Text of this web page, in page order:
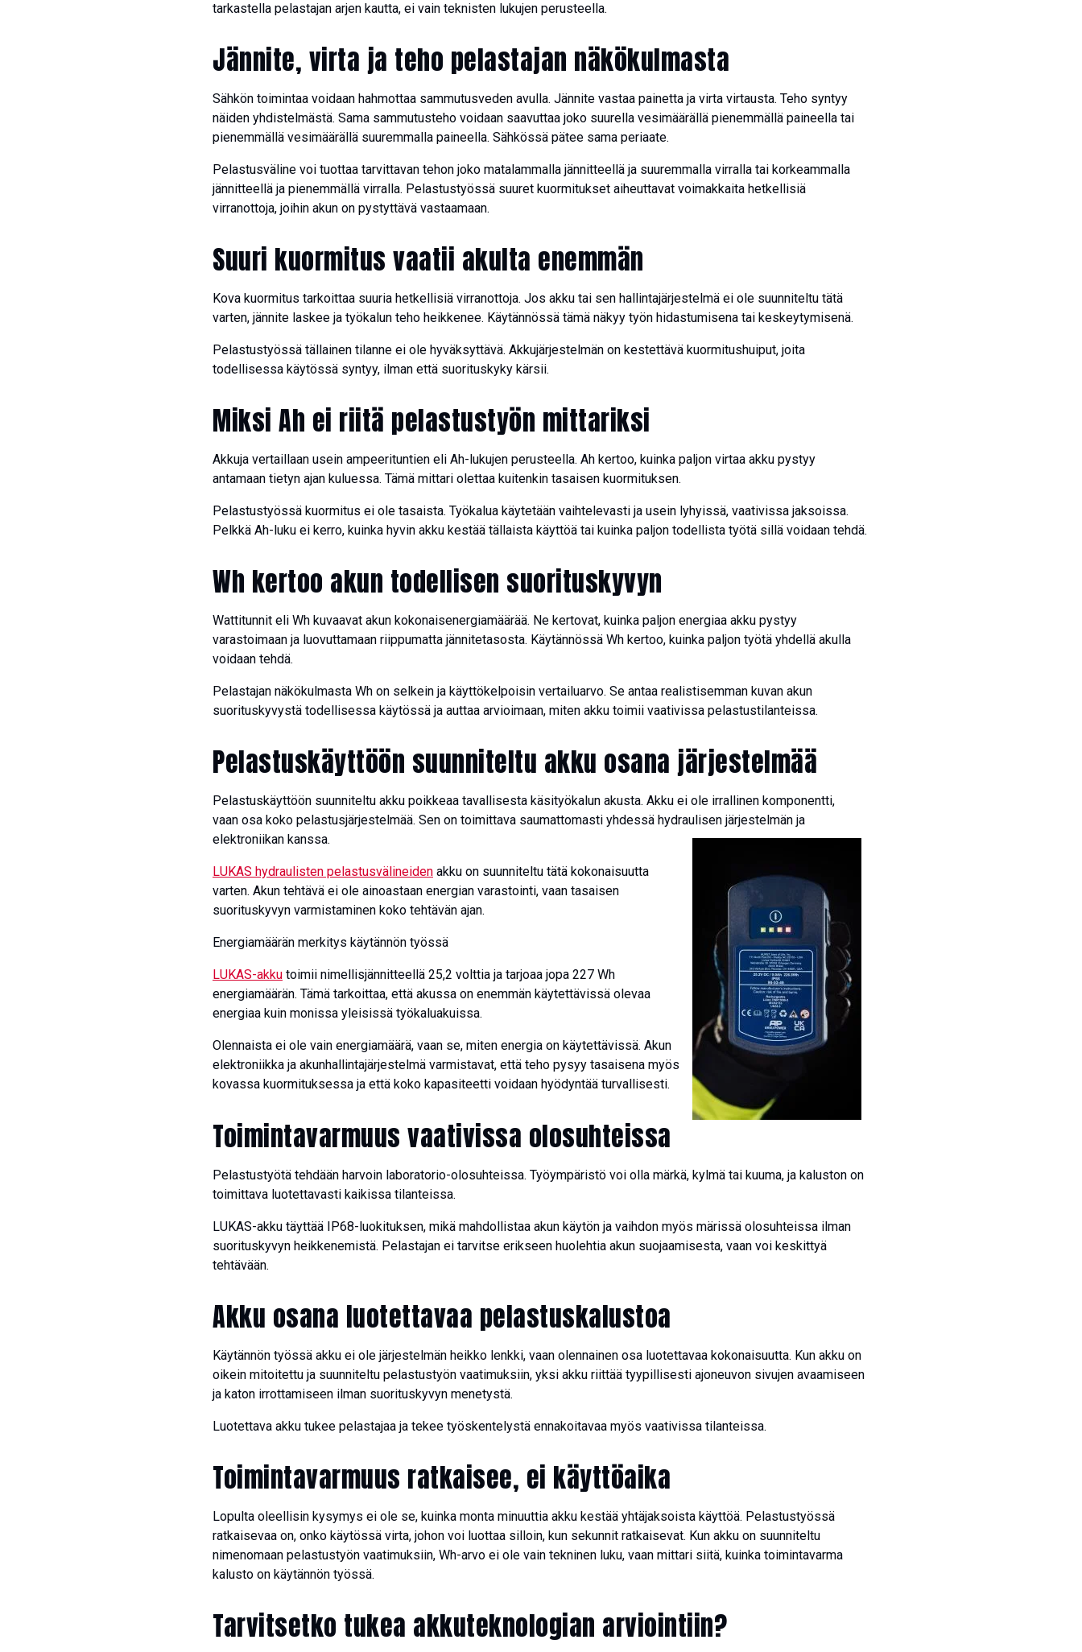
tarkastella pelastajan arjen kautta, ei vain teknisten lukujen perusteella.
Jännite, virta ja teho pelastajan näkökulmasta
Sähkön toimintaa voidaan hahmottaa sammutusveden avulla. Jännite vastaa painetta ja virta virtausta. Teho syntyy
näiden yhdistelmästä. Sama sammutusteho voidaan saavuttaa joko suurella vesimäärällä pienemmällä paineella tai
pienemmällä vesimäärällä suuremmalla paineella. Sähkössä pätee sama periaate.
Pelastusväline voi tuottaa tarvittavan tehon joko matalammalla jännitteellä ja suuremmalla virralla tai korkeammalla
jännitteellä ja pienemmällä virralla. Pelastustyössä suuret kuormitukset aiheuttavat voimakkaita hetkellisiä
virranottoja, joihin akun on pystyttävä vastaamaan.
Suuri kuormitus vaatii akulta enemmän
Kova kuormitus tarkoittaa suuria hetkellisiä virranottoja. Jos akku tai sen hallintajärjestelmä ei ole suunniteltu tätä
varten, jännite laskee ja työkalun teho heikkenee. Käytännössä tämä näkyy työn hidastumisena tai keskeytymisenä.
Pelastustyössä tällainen tilanne ei ole hyväksyttävä. Akkujärjestelmän on kestettävä kuormitushuiput, joita
todellisessa käytössä syntyy, ilman että suorituskyky kärsii.
Miksi Ah ei riitä pelastustyön mittariksi
Akkuja vertaillaan usein ampeerituntien eli Ah-lukujen perusteella. Ah kertoo, kuinka paljon virtaa akku pystyy
antamaan tietyn ajan kuluessa. Tämä mittari olettaa kuitenkin tasaisen kuormituksen.
Pelastustyössä kuormitus ei ole tasaista. Työkalua käytetään vaihtelevasti ja usein lyhyissä, vaativissa jaksoissa.
Pelkkä Ah-luku ei kerro, kuinka hyvin akku kestää tällaista käyttöä tai kuinka paljon todellista työtä sillä voidaan tehdä.
Wh kertoo akun todellisen suorituskyvyn
Wattitunnit eli Wh kuvaavat akun kokonaisenergiamäärää. Ne kertovat, kuinka paljon energiaa akku pystyy
varastoimaan ja luovuttamaan riippumatta jännitetasosta. Käytännössä Wh kertoo, kuinka paljon työtä yhdellä akulla
voidaan tehdä.
Pelastajan näkökulmasta Wh on selkein ja käyttökelpoisin vertailuarvo. Se antaa realistisemman kuvan akun
suorituskyvystä todellisessa käytössä ja auttaa arvioimaan, miten akku toimii vaativissa pelastustilanteissa.
Pelastuskäyttöön suunniteltu akku osana järjestelmää
Pelastuskäyttöön suunniteltu akku poikkeaa tavallisesta käsityökalun akusta. Akku ei ole irrallinen komponentti,
vaan osa koko pelastusjärjestelmää. Sen on toimittava saumattomasti yhdessä hydraulisen järjestelmän ja
elektroniikan kanssa.
LUKAS hydraulisten pelastusvälineiden akku on suunniteltu tätä kokonaisuutta
varten. Akun tehtävä ei ole ainoastaan energian varastointi, vaan tasaisen
suorituskyvyn varmistaminen koko tehtävän ajan.
Energiamäärän merkitys käytännön työssä
LUKAS-akku toimii nimellisjännitteellä 25,2 volttia ja tarjoaa jopa 227 Wh
energiamäärän. Tämä tarkoittaa, että akussa on enemmän käytettävissä olevaa
energiaa kuin monissa yleisissä työkaluakuissa.
Olennaista ei ole vain energiamäärä, vaan se, miten energia on käytettävissä. Akun
elektroniikka ja akunhallintajärjestelmä varmistavat, että teho pysyy tasaisena myös
kovassa kuormituksessa ja että koko kapasiteetti voidaan hyödyntää turvallisesti.
Toimintavarmuus vaativissa olosuhteissa
Pelastustyötä tehdään harvoin laboratorio-olosuhteissa. Työympäristö voi olla märkä, kylmä tai kuuma, ja kaluston on
toimittava luotettavasti kaikissa tilanteissa.
LUKAS-akku täyttää IP68-luokituksen, mikä mahdollistaa akun käytön ja vaihdon myös märissä olosuhteissa ilman
suorituskyvyn heikkenemistä. Pelastajan ei tarvitse erikseen huolehtia akun suojaamisesta, vaan voi keskittyä
tehtävään.
Akku osana luotettavaa pelastuskalustoa
Käytännön työssä akku ei ole järjestelmän heikko lenkki, vaan olennainen osa luotettavaa kokonaisuutta. Kun akku on
oikein mitoitettu ja suunniteltu pelastustyön vaatimuksiin, yksi akku riittää tyypillisesti ajoneuvon sivujen avaamiseen
ja katon irrottamiseen ilman suorituskyvyn menetystä.
Luotettava akku tukee pelastajaa ja tekee työskentelystä ennakoitavaa myös vaativissa tilanteissa.
Toimintavarmuus ratkaisee, ei käyttöaika
Lopulta oleellisin kysymys ei ole se, kuinka monta minuuttia akku kestää yhtäjaksoista käyttöä. Pelastustyössä
ratkaisevaa on, onko käytössä virta, johon voi luottaa silloin, kun sekunnit ratkaisevat. Kun akku on suunniteltu
nimenomaan pelastustyön vaatimuksiin, Wh-arvo ei ole vain tekninen luku, vaan mittari siitä, kuinka toimintavarma
kalusto on käytännön työssä.
Tarvitsetko tukea akkuteknologian arviointiin?